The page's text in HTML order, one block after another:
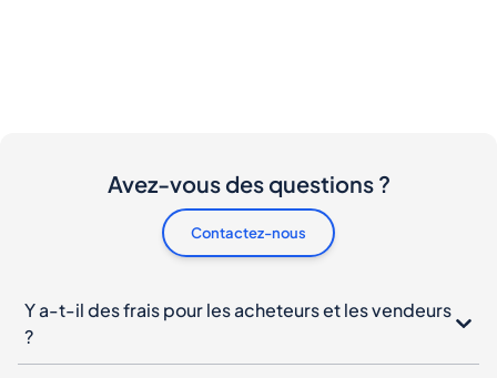
Avez-vous des questions ?
Contactez-nous
Y a-t-il des frais pour les acheteurs et les vendeurs
?